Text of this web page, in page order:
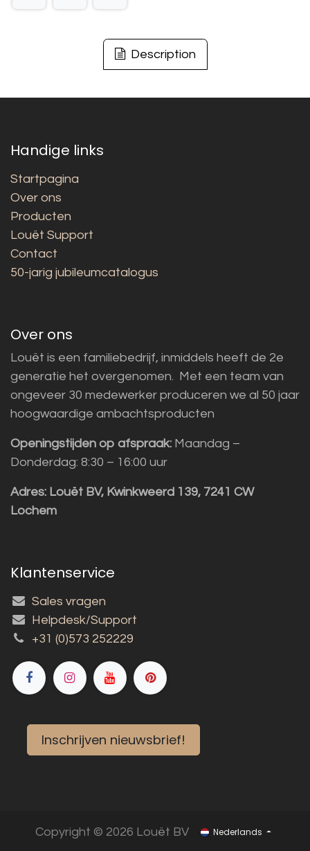
Description
Handige links
Startpagina
Over ons
Producten
Louët Support
Contact
50-jarig jubileumcatalogus
Over ons
Louët is een familiebedrijf, inmiddels heeft de 2e
generatie het overgenomen. Met een team van
ongeveer 30 medewerker produceren we al 50 jaar
hoogwaardige ambachtsproducten
Openingstijden op afspraak: Maandag –
Donderdag: 8:30 – 16:00 uur
Adres: Louët BV, Kwinkweerd 139, 7241 CW
Lochem
Klantenservice
Sales vragen
Helpdesk/Support
+31 (0)573 252229
Inschrijven nieuwsbrief!
Copyright © 2026 Louët BV Nederlands